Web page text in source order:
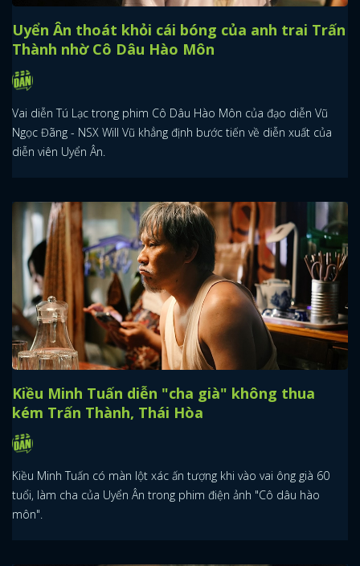
Uyển Ân thoát khỏi cái bóng của anh trai Trấn
Thành nhờ Cô Dâu Hào Môn
Vai diễn Tú Lạc trong phim Cô Dâu Hào Môn của đạo diễn Vũ
Ngọc Đãng - NSX Will Vũ khẳng định bước tiến về diễn xuất của
diễn viên Uyển Ân.
Kiều Minh Tuấn diễn "cha già" không thua
kém Trấn Thành, Thái Hòa
Kiều Minh Tuấn có màn lột xác ấn tượng khi vào vai ông già 60
tuổi, làm cha của Uyển Ân trong phim điện ảnh "Cô dâu hào
môn".